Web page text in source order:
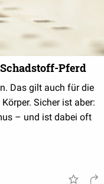
Pferd
Das gilt auch für die
Sicher ist aber:
– und ist dabei oft